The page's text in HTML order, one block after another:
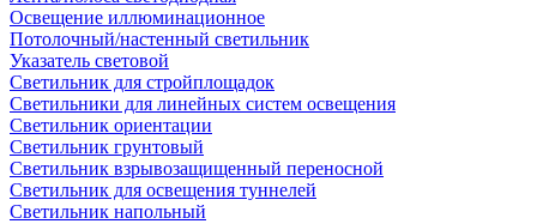
Освещение иллюминационное
Потолочный/настенный светильник
Указатель световой
Светильник для стройплощадок
Светильники для линейных систем освещения
Светильник ориентации
Светильник грунтовый
Светильник взрывозащищенный переносной
Светильник для освещения туннелей
Светильник напольный